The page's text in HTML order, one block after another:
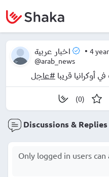
اخبار عربية • 4
@arab_news
أوكرانيا قريبا #عاجل
(0)
Discussions & Replies